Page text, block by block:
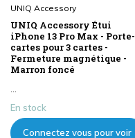
UNIQ Accessory
UNIQ Accessory Étui
iPhone 13 Pro Max - Porte-
cartes pour 3 cartes -
Fermeture magnétique -
Marron foncé
...
En stock
Connectez vous pour voir